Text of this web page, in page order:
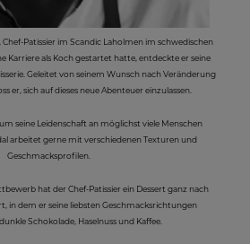
Patissier im Scandic Laholmen im schwedischen
Karriere als Koch gestartet hatte, entdeckte er seine
Geleitet von seinem Wunsch nach Veränderung
er, sich auf dieses neue Abenteuer einzulassen.
seine Leidenschaft an möglichst viele Menschen
arbeitet gerne mit verschiedenen Texturen und
Geschmacksprofilen.
hat der Chef-Patissier ein Dessert ganz nach
in dem er seine liebsten Geschmacksrichtungen
Schokolade, Haselnuss und Kaffee.